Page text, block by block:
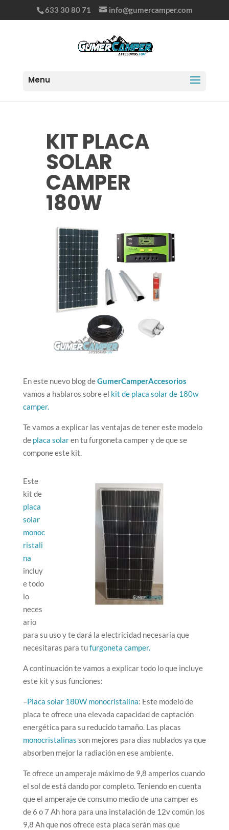
633 30 80 71 info@gumercamper.com
KIT PLACA
SOLAR
CAMPER
180W
En este nuevo blog deGumerCamperAccesorios
vamos a hablaros sobre el kit de placa solar de 180w
camper.
Te vamos a explicar las ventajas de tener este modelo
de placa solaren tu furgoneta camper y de que se
compone este kit.
Este
kit de
placa
solar
monoc
ristali
na
incluy
e todo
lo
neces
ario
para su uso y te dará la electricidad necesaria que
necesitaras para tufurgoneta camper.
A continuación te vamos a explicar todo lo que incluye
este kit y sus funciones:
–Placa solar 180W monocristalina: Este modelo de
placa te ofrece una elevada capacidad de captación
energética para su reducido tamaño. Las placas
monocristalinas son mejores para días nublados ya que
absorben mejor la radiación en ese ambiente.
Te ofrece un amperaje máximo de 9,8 amperios cuando
el sol de está dando por completo. Teniendo en cuenta
que el amperaje de consumo medio de una camper es
de 6 o 7 Ah hora para una instalación de 12v común los
9,8 Ah que nos ofrece esta placa serán mas que